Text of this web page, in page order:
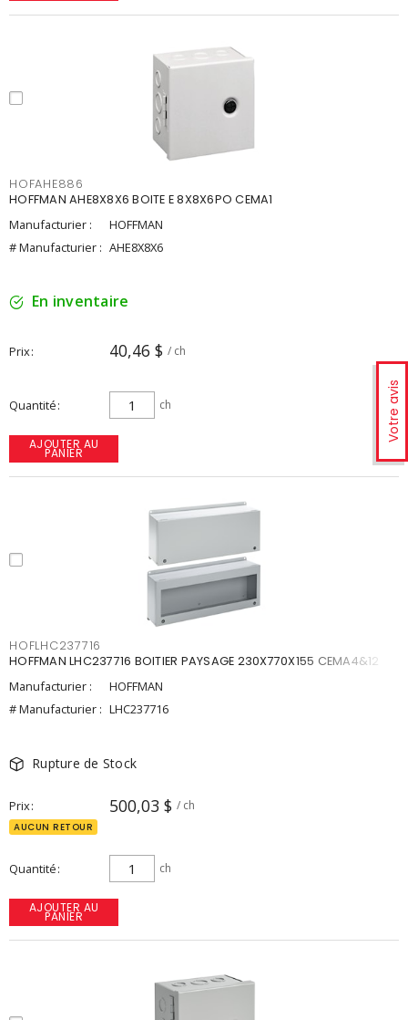
Votre avis
HOFAHE886
HOFFMAN AHE8X8X6 BOITE E 8X8X6PO CEMA1
Manufacturier :
HOFFMAN
# Manufacturier : AHE8X8X6
En inventaire
Prix 40,46 $ / ch
Quantité ch
AJOUTER AU
PANIER
HOFLHC237716
HOFFMAN LHC237716 BOITIER PAYSAGE 230X770X155 CEMA4&12
Manufacturier :
HOFFMAN
# Manufacturier : LHC237716
Rupture de Stock
Prix 500,03 $ / ch
AUCUN RETOUR
Quantité ch
AJOUTER AU
PANIER